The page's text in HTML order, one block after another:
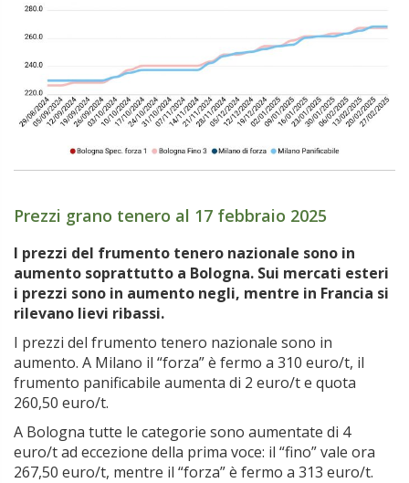
Prezzi grano tenero al 17 febbraio 2025
I prezzi del frumento tenero nazionale sono in
aumento soprattutto a Bologna. Sui mercati esteri
i prezzi sono in aumento negli, mentre in Francia si
rilevano lievi ribassi.
I prezzi del frumento tenero nazionale sono in
aumento. A Milano il “forza” è fermo a 310 euro/t, il
frumento panificabile aumenta di 2 euro/t e quota
260,50 euro/t.
A Bologna tutte le categorie sono aumentate di 4
euro/t ad eccezione della prima voce: il “fino” vale ora
267,50 euro/t, mentre il “forza” è fermo a 313 euro/t.